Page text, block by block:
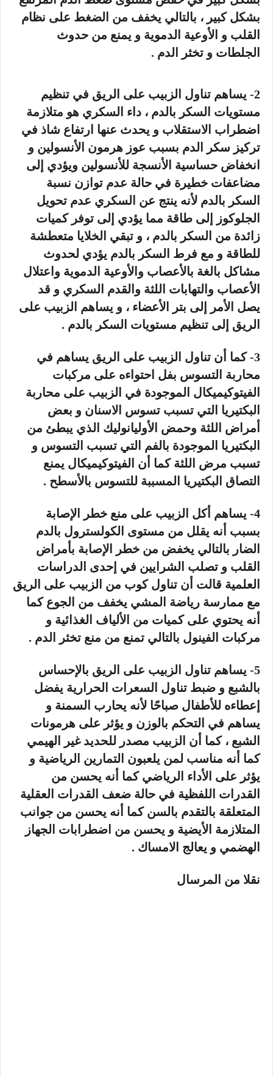
بشكل كبير ، بالتالي يخفف من الضغط على نظام
القلب و الأوعية الدموية و يمنع من حدوث
الجلطات و تخثر الدم .
2- يساهم تناول الزبيب على الريق في تنظيم
مستويات السكر بالدم ، داء السكري هو متلازمة
اضطراب الاستقلاب و يحدث عنها ارتفاع شاذ في
تركيز سكر الدم بسبب عوز هرمون الأنسولين و
انخفاض حساسية الأنسجة للأنسولين ويؤدي إلى
مضاعفات خطيرة في حالة عدم توازن نسبة
السكر بالدم لأنه ينتج عن السكري عدم تحويل
الجلوكوز إلى طاقة مما يؤدي إلى توفر كميات
زائدة من السكر بالدم ، و تبقي الخلايا متعطشة
للطاقة و مع فرط السكر بالدم يؤدي لحدوث
مشاكل بالغة بالأعصاب والأوعية الدموية واعتلال
الأعصاب والتهابات اللثة والقدم السكري و قد
يصل الأمر إلى بتر الأعضاء ، و يساهم الزبيب على
الريق إلى تنظيم مستويات السكر بالدم .
3- كما أن تناول الزبيب على الريق يساهم في
محاربة التسوس بفل احتواءه على مركبات
الفيتوكيميكال الموجودة في الزبيب على محاربة
البكتيريا التي تسبب تسوس الاسنان و بعض
أمراض اللثة وحمض الأوليانوليك الذي يبطئ من
البكتيريا الموجودة بالفم التي تسبب التسوس و
تسبب مرض اللثة كما أن الفيتوكيميكال يمنع
التصاق البكتيريا المسببة للتسوس بالأسطح .
4- يساهم أكل الزبيب على منع خطر الإصابة
بسبب أنه يقلل من مستوى الكولسترول بالدم
الضار بالتالي يخفض من خطر الإصابة بأمراض
القلب و تصلب الشرايين في إحدى الدراسات
العلمية قالت أن تناول كوب من الزبيب على الريق
مع ممارسة رياضة المشي يخفف من الجوع كما
أنه يحتوي على كميات من الألياف الغذائية و
مركبات الفينول بالتالي تمنع من منع تخثر الدم .
5- يساهم تناول الزبيب على الريق بالإحساس
بالشبع و ضبط تناول السعرات الحرارية يفضل
إعطاءه للأطفال صباحًا لأنه يحارب السمنة و
يساهم في التحكم بالوزن و يؤثر على هرمونات
الشبع ، كما أن الزبيب مصدر للحديد غير الهيمي
كما أنه مناسب لمن يلعبون التمارين الرياضية و
يؤثر على الأداء الرياضي كما أنه يحسن من
القدرات اللفظية في حالة ضعف القدرات العقلية
المتعلقة بالتقدم بالسن كما أنه يحسن من جوانب
المتلازمة الأيضية و يحسن من اضطرابات الجهاز
الهضمي و يعالج الامساك .
نقلا من المرسال